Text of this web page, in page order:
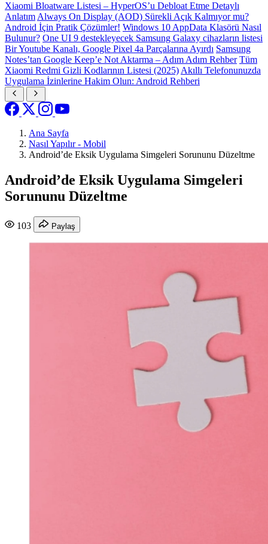
Xiaomi Bloatware Listesi – HyperOS’u Debloat Etme Detaylı
Anlatım Always On Display (AOD) Sürekli Açık Kalmıyor mu?
Android İçin Pratik Çözümler! Windows 10 AppData Klasörü Nasıl
Bulunur? One UI 9 destekleyecek Samsung Galaxy cihazların listesi
Bir Youtube Kanalı, Google Pixel 4a Parçalarına Ayırdı Samsung
Notes’tan Google Keep’e Not Aktarma – Adım Adım Rehber Tüm
Xiaomi Redmi Gizli Kodlarının Listesi (2025) Akıllı Telefonunuzda
Uygulama İzinlerine Hakim Olun: Android Rehberi
Ana Sayfa
Nasıl Yapılır - Mobil
Android’de Eksik Uygulama Simgeleri Sorununu Düzeltme
Android’de Eksik Uygulama Simgeleri
Sorununu Düzeltme
103 Paylaş